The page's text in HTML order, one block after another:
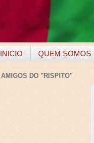
INICIO QUEM SOMOS
AMIGOS DO "RISPITO"